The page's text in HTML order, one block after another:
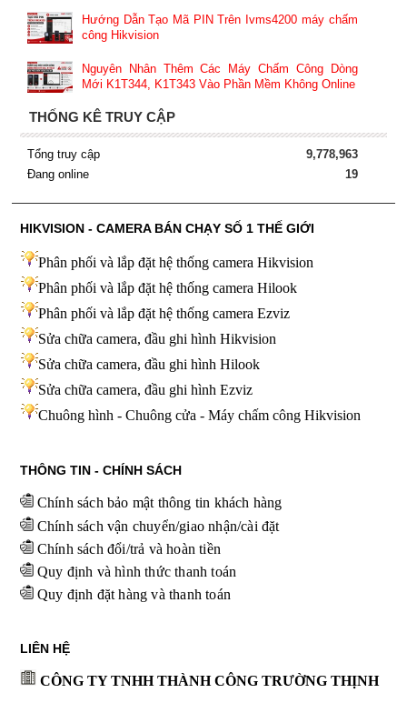
Hướng Dẫn Tạo Mã PIN Trên Ivms4200 máy chấm
công Hikvision
Nguyên Nhân Thêm Các Máy Chấm Công Dòng
Mới K1T344, K1T343 Vào Phần Mềm Không Online
THỐNG KÊ TRUY CẬP
Tổng truy cập
9,778,963
Đang online
19
HIKVISION - CAMERA BÁN CHẠY SỐ 1 THẾ GIỚI
Phân phối và lắp đặt hệ thống camera Hikvision
Phân phối và lắp đặt hệ thống camera Hilook
Phân phối và lắp đặt hệ thống camera Ezviz
Sửa chữa camera, đầu ghi hình Hikvision
Sửa chữa camera, đầu ghi hình Hilook
Sửa chữa camera, đầu ghi hình Ezviz
Chuông hình - Chuông cửa - Máy chấm công Hikvision
THÔNG TIN - CHÍNH SÁCH
Chính sách bảo mật thông tin khách hàng
Chính sách vận chuyển/giao nhận/cài đặt
Chính sách đổi/trả và hoàn tiền
Quy định và hình thức thanh toán
Quy định đặt hàng và thanh toán
LIÊN HỆ
CÔNG TY TNHH THÀNH CÔNG TRƯỜNG THỊNH